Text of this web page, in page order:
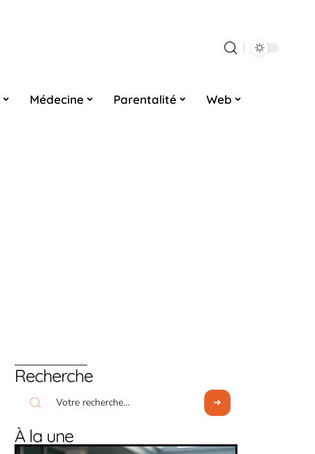
Médecine Parentalité Web
Recherche
À la une